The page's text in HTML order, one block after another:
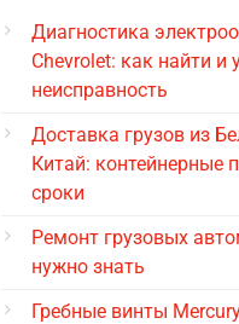
Диагностика
Chevrolet: как найти и
неисправность
Доставка грузов из
Китай: контейнерные
сроки
Ремонт грузовых
нужно знать
Гребные винты